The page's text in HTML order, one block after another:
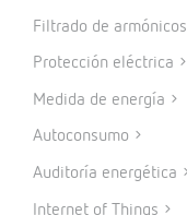
Filtrado de armónicos
Protección eléctrica
Medida de energía
Autoconsumo
Auditoría energética
Internet of Things